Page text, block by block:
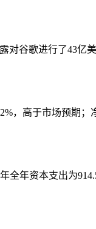
对谷歌进行了43亿
，高于市场预期；
全年资本支出为